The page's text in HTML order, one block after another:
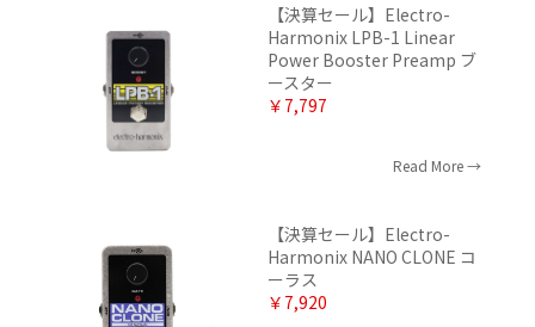
【決算セール】Electro-
Harmonix LPB-1 Linear
Power Booster Preamp ブ
ースター
￥7,797
Read More
【決算セール】Electro-
Harmonix NANO CLONE コ
ーラス
￥7,920